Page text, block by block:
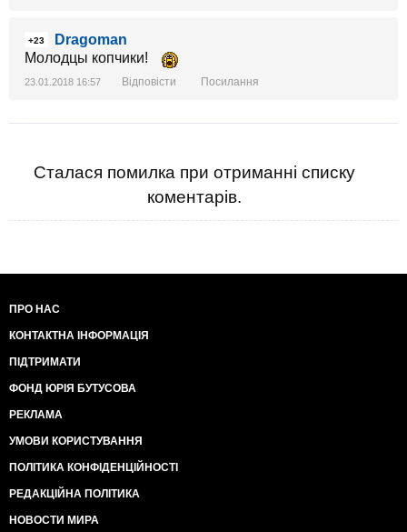
+23
Dragoman
Молодцы копчики!
23.01.2018 16:57 Відповісти Посилання
Сталася помилка при отриманні списку
коментарів.
ПРО НАС
КОНТАКТНА ІНФОРМАЦІЯ
ПІДТРИМАТИ
ФОНД ЮРІЯ БУТУСОВА
РЕКЛАМА
УМОВИ КОРИСТУВАННЯ
ПОЛІТИКА КОНФІДЕНЦІЙНОСТІ
РЕДАКЦІЙНА ПОЛІТИКА
НОВОСТИ МИРА